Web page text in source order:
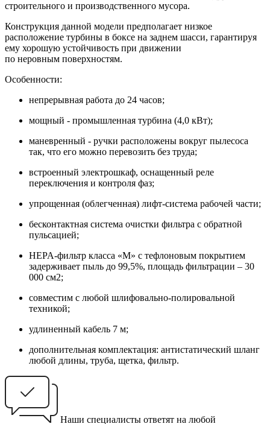
строительного и производственного мусора.
Конструкция данной модели предполагает низкое
расположение турбины в боксе на заднем шасси, гарантируя
ему хорошую устойчивость при движении
по неровным поверхностям.
Особенности:
непрерывная работа до 24 часов;
мощный - промышленная турбина (4,0 кВт);
маневренный - ручки расположены вокруг пылесоса
так, что его можно перевозить без труда;
встроенный электрошкаф, оснащенный реле
переключения и контроля фаз;
упрощенная (облегченная) лифт-система рабочей части;
бесконтактная система очистки фильтра с обратной
пульсацией;
HEPA-фильтр класса «М» с тефлоновым покрытием
задерживает пыль до 99,5%, площадь фильтрации – 30
000 см2;
совместим с любой шлифовально-полировальной
техникой;
удлиненный кабель 7 м;
дополнительная комплектация: антистатический шланг
любой длины, труба, щетка, фильтр.
Наши специалисты ответят на любой